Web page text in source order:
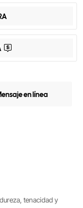
en línea
tenacidad y